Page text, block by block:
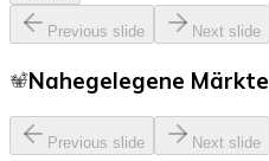
Previous slide Next slide
Nahegelegene Märkte
Previous slide Next slide